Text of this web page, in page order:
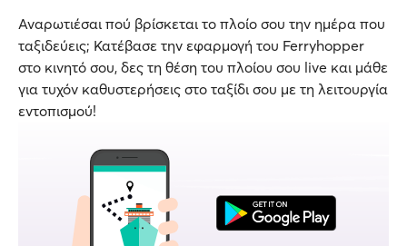
Αναρωτιέσαι πού βρίσκεται το πλοίο σου την ημέρα που
ταξιδεύεις; Κατέβασε την εφαρμογή του Ferryhopper
στο κινητό σου, δες τη θέση του πλοίου σου live και μάθε
για τυχόν καθυστερήσεις στο ταξίδι σου με τη λειτουργία
εντοπισμού!